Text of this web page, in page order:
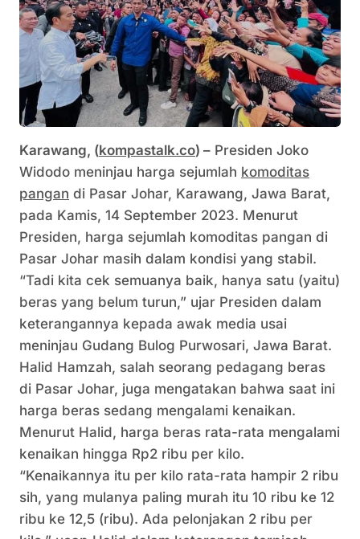
Karawang, (kompastalk.co) – Presiden Joko
Widodo meninjau harga sejumlah komoditas
pangan di Pasar Johar, Karawang, Jawa Barat,
pada Kamis, 14 September 2023. Menurut
Presiden, harga sejumlah komoditas pangan di
Pasar Johar masih dalam kondisi yang stabil.
“Tadi kita cek semuanya baik, hanya satu (yaitu)
beras yang belum turun,” ujar Presiden dalam
keterangannya kepada awak media usai
meninjau Gudang Bulog Purwosari, Jawa Barat.
Halid Hamzah, salah seorang pedagang beras
di Pasar Johar, juga mengatakan bahwa saat ini
harga beras sedang mengalami kenaikan.
Menurut Halid, harga beras rata-rata mengalami
kenaikan hingga Rp2 ribu per kilo.
“Kenaikannya itu per kilo rata-rata hampir 2 ribu
sih, yang mulanya paling murah itu 10 ribu ke 12
ribu ke 12,5 (ribu). Ada pelonjakan 2 ribu per